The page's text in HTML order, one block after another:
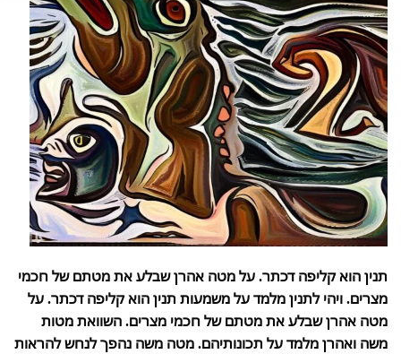
תנין הוא קליפה דכתר. על מטה אהרן שבלע את מטתם של חכמי
מצרים.ויהי לתנין מלמד על משמעות תנין הוא קליפה דכתר. על
מטה אהרן שבלע את מטתם של חכמי מצרים. השוואת מטות
משה ואהרן מלמד על תכונותיהם. מטה משה נהפך לנחש להראות